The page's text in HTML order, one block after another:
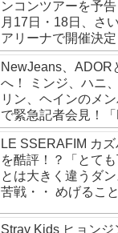
ンコンツアーを予
月17日・18日、さ
アリーナで開催決
は“愛のカケラ”！
ルバム『
NewJeans、ADOR
へ！ ミンジ、ハニ
リン、ヘインのメ
で緊急記者会見！
never dies!」と微
ADOR側、2029年
主張
LE SSERAFIM カ
を酷評！？「とて
とは大きく違うダ
苦戦・・ めげるこ
Stray Kids ヒョンジ